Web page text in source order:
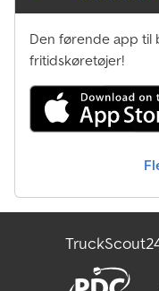
Den førende app til
fritidskøretøjer!